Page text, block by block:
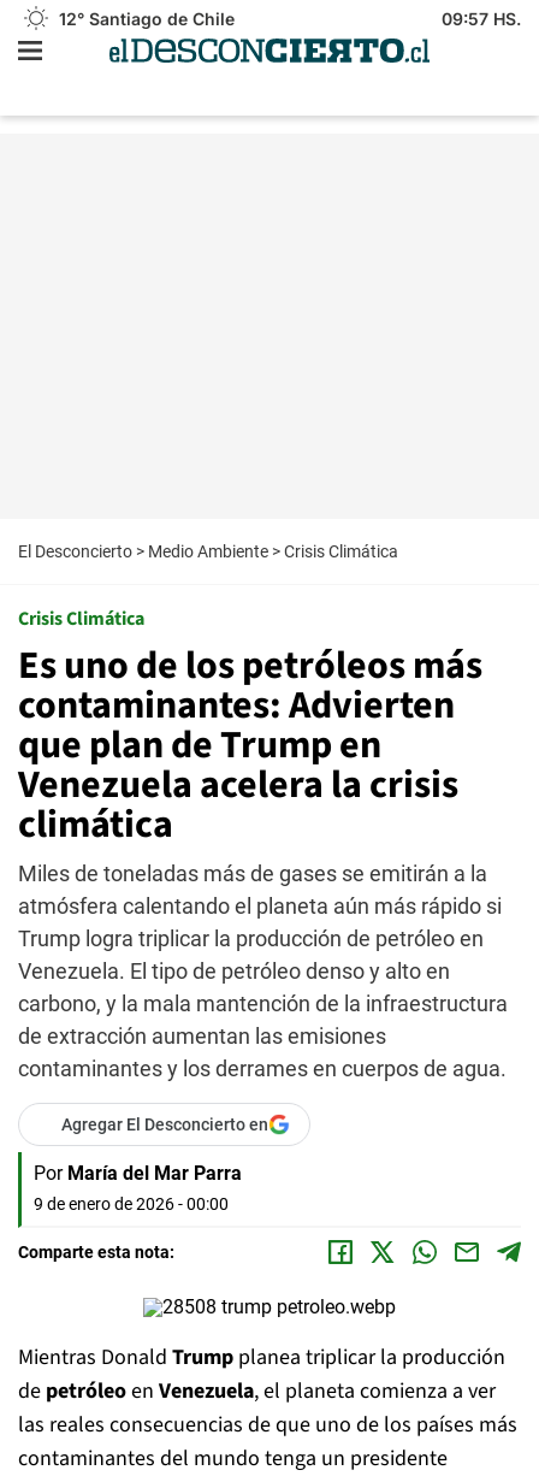
12° Santiago de Chile 09:57 HS.
El Desconcierto > Medio Ambiente >Crisis Climática
Crisis Climática
Es uno de los petróleos más
contaminantes: Advierten
que plan de Trump en
Venezuela acelera la crisis
climática
Miles de toneladas más de gases se emitirán a la
atmósfera calentando el planeta aún más rápido si
Trump logra triplicar la producción de petróleo en
Venezuela. El tipo de petróleo denso y alto en
carbono, y la mala mantención de la infraestructura
de extracción aumentan las emisiones
contaminantes y los derrames en cuerpos de agua.
Agregar El Desconcierto en
Por María del Mar Parra
9 de enero de 2026 - 00:00
Comparte esta nota:
Mientras Donald Trump planea triplicar la producción
de petróleoen Venezuela, el planeta comienza a ver
las reales consecuencias de que uno de los países más
contaminantes del mundo tenga un presidente